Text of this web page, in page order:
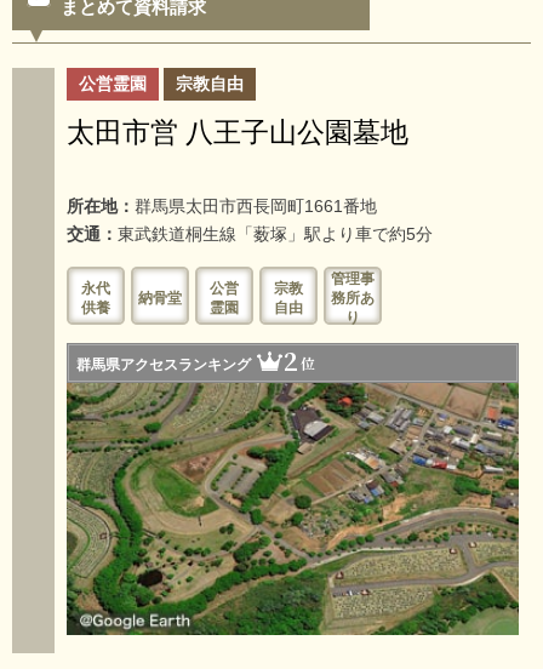
まとめて資料請求
公営霊園 宗教自由
太田市営 八王子山公園墓地
所在地： 群馬県太田市西長岡町1661番地
交通： 東武鉄道桐生線「薮塚」駅より車で約5分
永代
供養
納骨堂
公営
霊園
宗教
自由
管理事
務所あ
り
群馬県アクセスランキング 2位